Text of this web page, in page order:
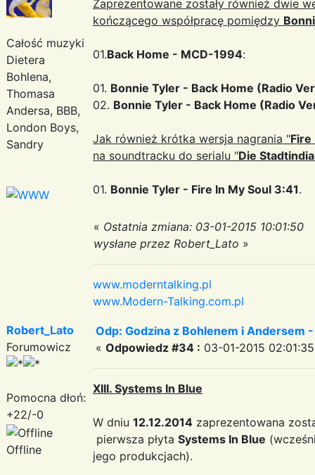
Całość muzyki
Dietera
Bohlena,
Thomasa
Andersa, BBB,
London Boys,
Sandry
Zaprezentowane zostały również dwie
kończącego współpracę pomiędzy
01.Back Home - MCD-1994:
01. Bonnie Tyler - Back Home (Radio
02. Bonnie Tyler - Back Home (Radio
Jak również krótka wersja nagrania "Fire
na soundtracku do serialu "Die
01. Bonnie Tyler - Fire In My Soul 3:41.
« Ostatnia zmiana: 03-01-2015 10:01:50
wysłane przez Robert_Lato »
www.moderntalking.pl
www.Modern-Talking.com.pl
Robert_Lato
Forumowicz
Pomocna dłoń:
+22/-0
Offline
Odp: Godzina z Bohlenem i Andersem
« Odpowiedz #34 : 03-01-2015
XIII. Systems In Blue
W dniu 12.12.2014 zaprezentowana
pierwsza płyta Systems In Blue
jego produkcjach).